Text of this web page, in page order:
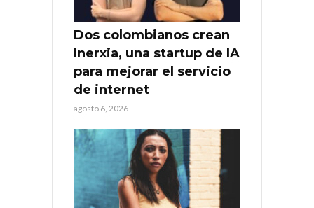
Dos colombianos crean
Inerxia, una startup de IA
para mejorar el servicio
de internet
agosto 6, 2026